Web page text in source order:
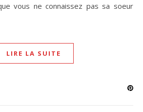
vous ne connaissez pas sa soeur
LIRE LA SUITE